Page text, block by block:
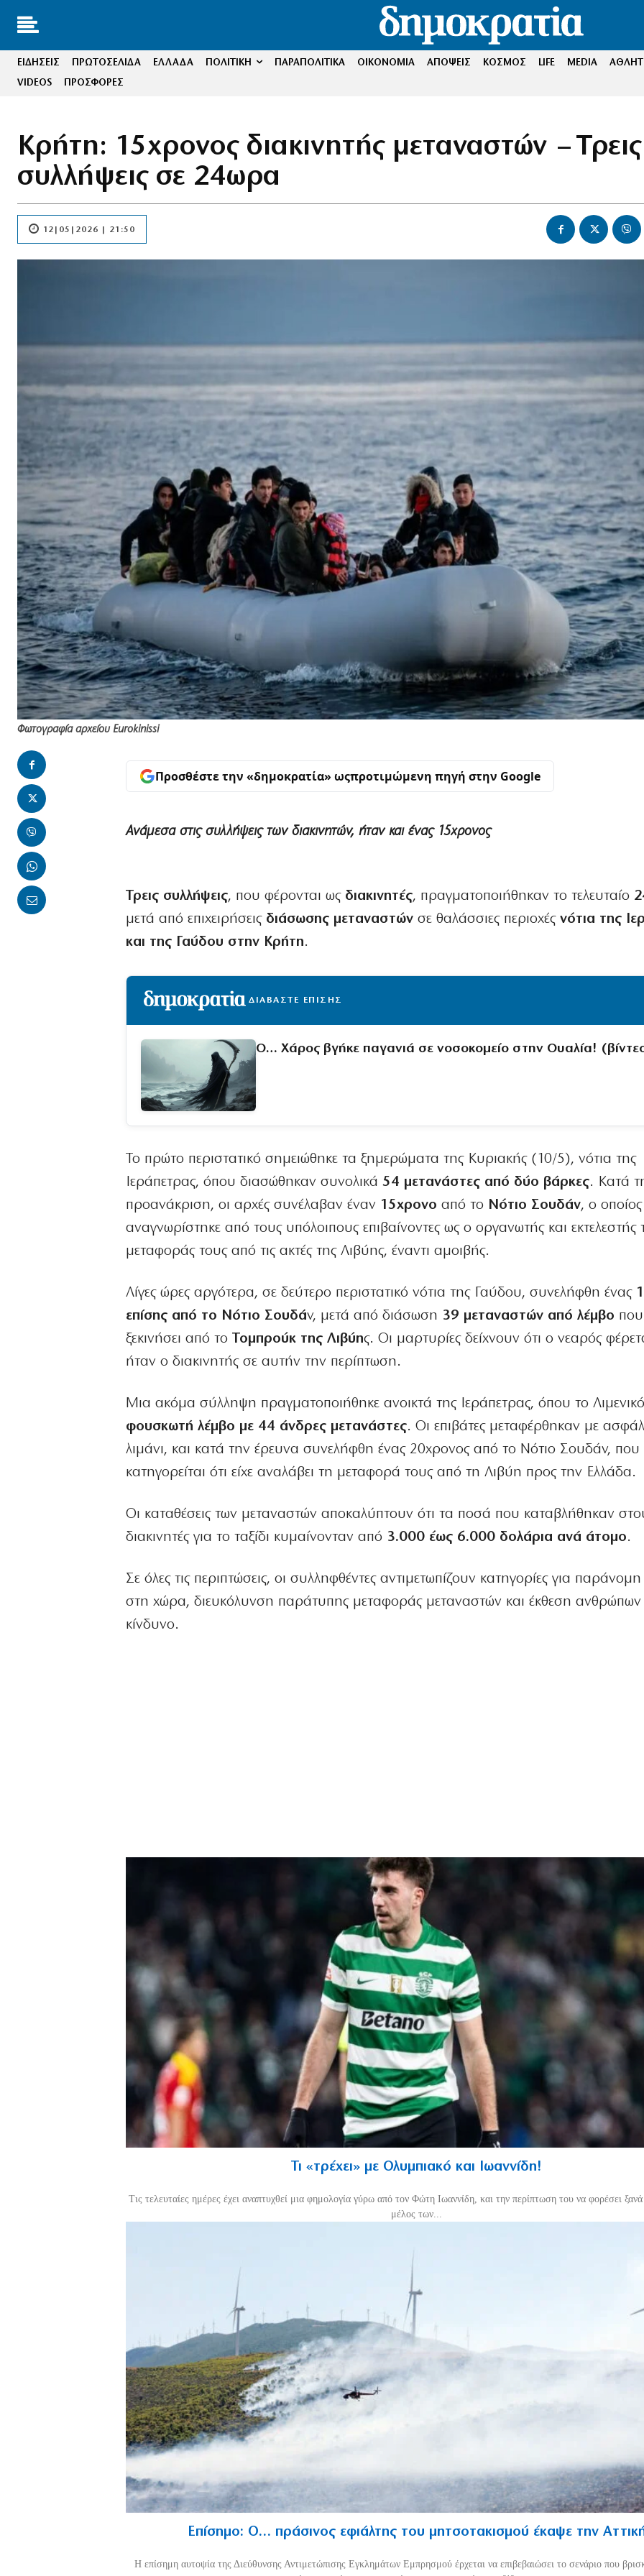
ΕΙΔΗΣΕΙΣ ΠΡΩΤΟΣΕΛΙΔΑ ΕΛΛΑΔΑ ΠΟΛΙΤΙΚΗ ΠΑΡΑΠΟΛΙΤΙΚΑ ΟΙΚΟΝΟΜΙΑ ΑΠΟΨΕΙΣ ΚΟΣΜΟΣ LIFE MEDIA
VIDEOS
ΠΡΟΣΦΟΡΕΣ
Κρήτη: 15χρονος διακινητής μεταναστών – Τρεις
συλλήψεις σε 24ωρα
12|05|2026 | 21:50
Φωτογραφία αρχείου Eurokinissi
Προσθέστε την «δημοκρατία» ωςπροτιμώμενη πηγή στην Google
Ανάμεσα στις συλλήψεις των διακινητών, ήταν και ένας 15χρονος
Τρεις συλλήψεις, που φέρονται ως διακινητές, πραγματοποιήθηκαν το τελευταίο
μετά από επιχειρήσεις διάσωσης μεταναστών σε θαλάσσιες περιοχέςνότια της
και της Γαύδου στην Κρήτη.
ΔΙΑΒΑΣΤΕ ΕΠΙΣΗΣ
Ο… Χάρος βγήκε παγανιά σε νοσοκομείο στην Ουαλία!
Το πρώτο περιστατικό σημειώθηκε τα ξημερώματα της Κυριακής (10/5), νότια της
Ιεράπετρας, όπου διασώθηκαν συνολικά54 μετανάστες από δύο βάρκες. Κατά
προανάκριση, οι αρχές συνέλαβαν έναν 15χρονο από το Νότιο Σουδάν, ο οποίος
αναγνωρίστηκε από τους υπόλοιπους επιβαίνοντες ως ο οργανωτής και εκτελεστής
μεταφοράς τους από τις ακτές της Λιβύης, έναντι αμοιβής.
Λίγες ώρες αργότερα, σε δεύτερο περιστατικό νότια της Γαύδου, συνελήφθη ένας
επίσης από το Νότιο Σουδάν, μετά από διάσωση 39 μεταναστών από λέμβο που
ξεκινήσει από τοΤομπρούκ της Λιβύης. Οι μαρτυρίες δείχνουν ότι ο νεαρός
ήταν ο διακινητής σε αυτήν την περίπτωση.
Μια ακόμα σύλληψη πραγματοποιήθηκε ανοικτά της Ιεράπετρας, όπου το Λιμενικό
φουσκωτή λέμβο με 44 άνδρες μετανάστες. Οι επιβάτες μεταφέρθηκαν με
λιμάνι, και κατά την έρευνα συνελήφθη ένας 20χρονος από το Νότιο Σουδάν, που
κατηγορείται ότι είχε αναλάβει τη μεταφορά τους από τη Λιβύη προς την Ελλάδα.
Οι καταθέσεις των μεταναστών αποκαλύπτουν ότι τα ποσά που καταβλήθηκαν
διακινητές για το ταξίδι κυμαίνονταν από 3.000 έως 6.000 δολάρια ανά άτομο.
Σε όλες τις περιπτώσεις, οι συλληφθέντες αντιμετωπίζουν κατηγορίες για
στη χώρα, διευκόλυνση παράτυπης μεταφοράς μεταναστών και έκθεση ανθρώπων
κίνδυνο.
Τι «τρέχει» με Ολυμπιακό και Ιωαννίδη!
Τις τελευταίες ημέρες έχει αναπτυχθεί μια φημολογία γύρω από τον Φώτη Ιωαννίδη, και την περίπτωση του να φορέσει
μέλος των...
Επίσημο: Ο… πράσινος εφιάλτης του μητσοτακισμού έκαψε την
Η επίσημη αυτοψία της Διεύθυνσης Αντιμετώπισης Εγκλημάτων Εμπρησμού έρχεται να επιβεβαιώσει το σενάριο που